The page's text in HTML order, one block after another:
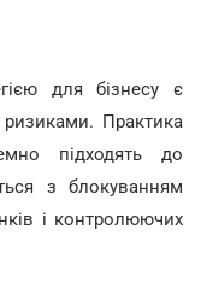
для бізнесу є
ризиками. Практика
підходять до
з блокуванням
і контролюючих